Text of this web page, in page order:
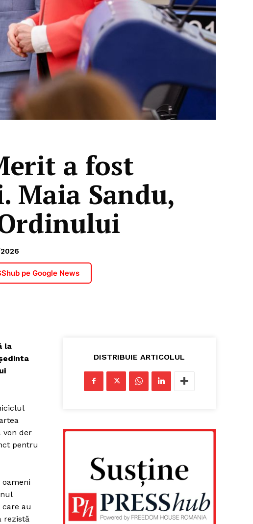
a fost
Sandu,
pe Google News
la
von der
pentru
au
rezistă
DISTRIBUIE ARTICOLUL